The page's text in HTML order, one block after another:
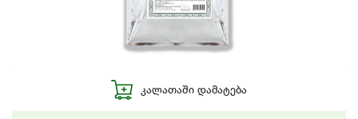
ᲙᲐᲚᲐᲗᲐᲨᲘ ᲓᲐᲛᲐᲢᲔᲑᲐ